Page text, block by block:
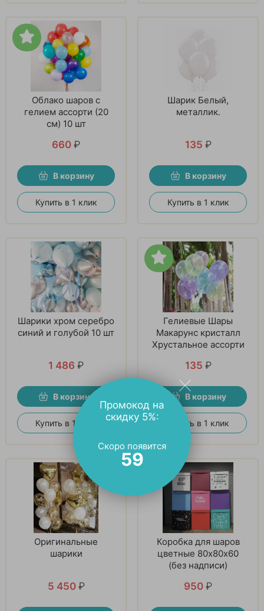
Облако шаров с
гелием ассорти (20
см) 10 шт
660 ₽
В корзину
Купить в 1 клик
Шарик Белый,
металлик.
135 ₽
В корзину
Купить в 1 клик
Шарики хром серебро
синий и голубой 10 шт
1 486 ₽
В корзину
Купить в 1 клик
Гелиевые Шары
Макарунс кристалл
Хрустальное ассорти
135 ₽
В корзину
Купить в 1 клик
Оригинальные
шарики
5 450 ₽
Коробка для шаров
цветные 80х80х60
(без надписи)
950 ₽
Промокод на
скидку 5%:
Скоро появится
58